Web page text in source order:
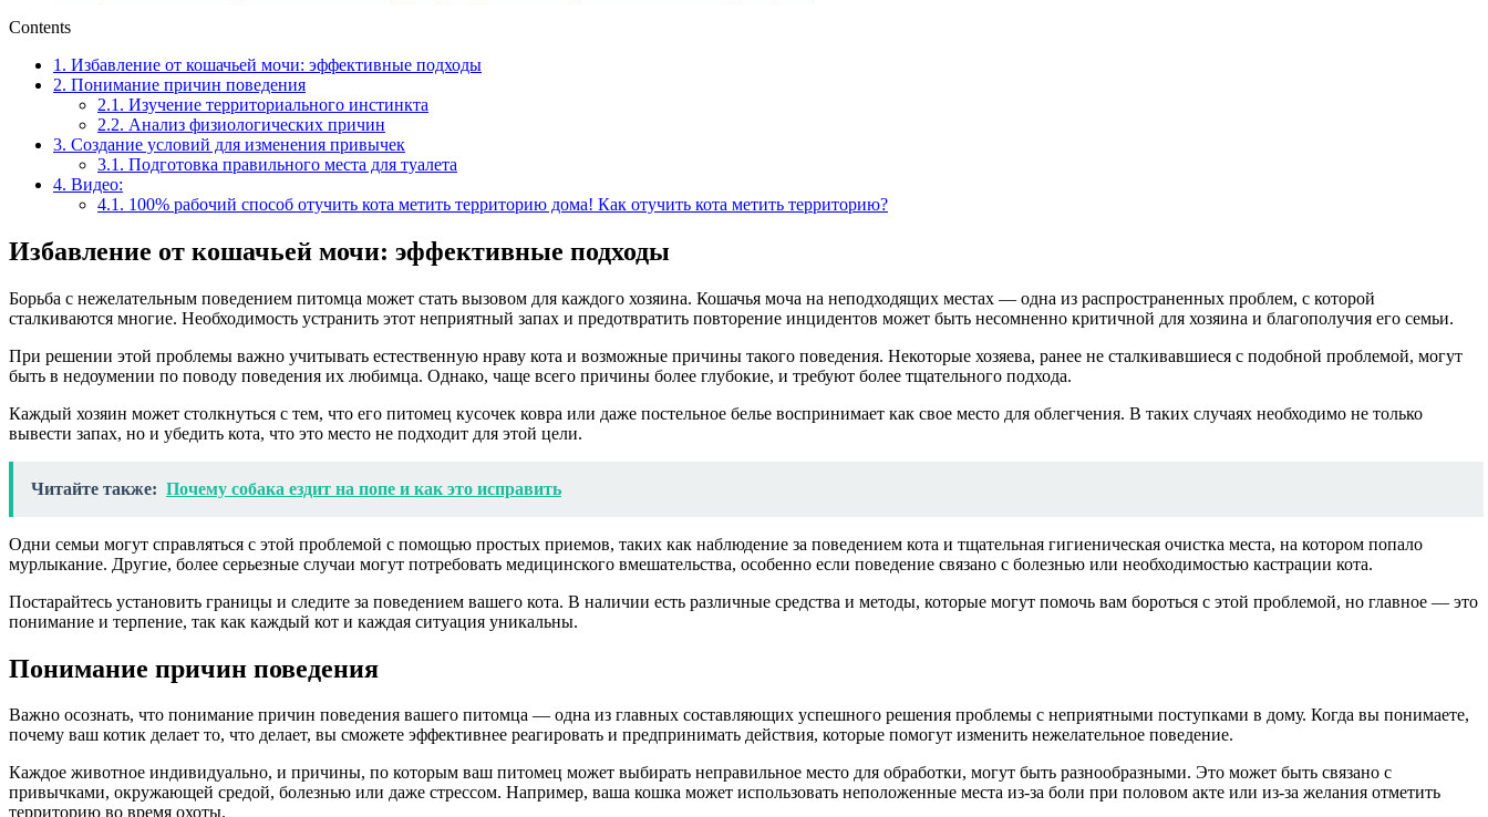
Contents
1. Избавление от кошачьей мочи: эффективные подходы
2. Понимание причин поведения
2.1. Изучение территориального инстинкта
2.2. Анализ физиологических причин
3. Создание условий для изменения привычек
3.1. Подготовка правильного места для туалета
4. Видео:
4.1. 100% рабочий способ отучить кота метить территорию дома! Как отучить кота метить территорию?
Избавление от кошачьей мочи: эффективные подходы
Борьба с нежелательным поведением питомца может стать вызовом для каждого хозяина. Кошачья моча на неподходящих местах — одна из распространенных проблем, с которой
сталкиваются многие. Необходимость устранить этот неприятный запах и предотвратить повторение инцидентов может быть несомненно критичной для хозяина и благополучия его семьи.
При решении этой проблемы важно учитывать естественную нраву кота и возможные причины такого поведения. Некоторые хозяева, ранее не сталкивавшиеся с подобной проблемой, могут
быть в недоумении по поводу поведения их любимца. Однако, чаще всего причины более глубокие, и требуют более тщательного подхода.
Каждый хозяин может столкнуться с тем, что его питомец кусочек ковра или даже постельное белье воспринимает как свое место для облегчения. В таких случаях необходимо не только
вывести запах, но и убедить кота, что это место не подходит для этой цели.
Читайте также: Почему собака ездит на попе и как это исправить
Одни семьи могут справляться с этой проблемой с помощью простых приемов, таких как наблюдение за поведением кота и тщательная гигиеническая очистка места, на котором попало
мурлыкание. Другие, более серьезные случаи могут потребовать медицинского вмешательства, особенно если поведение связано с болезнью или необходимостью кастрации кота.
Постарайтесь установить границы и следите за поведением вашего кота. В наличии есть различные средства и методы, которые могут помочь вам бороться с этой проблемой, но главное — это
понимание и терпение, так как каждый кот и каждая ситуация уникальны.
Понимание причин поведения
Важно осознать, что понимание причин поведения вашего питомца — одна из главных составляющих успешного решения проблемы с неприятными поступками в дому. Когда вы понимаете,
почему ваш котик делает то, что делает, вы сможете эффективнее реагировать и предпринимать действия, которые помогут изменить нежелательное поведение.
Каждое животное индивидуально, и причины, по которым ваш питомец может выбирать неправильное место для обработки, могут быть разнообразными. Это может быть связано с
привычками, окружающей средой, болезнью или даже стрессом. Например, ваша кошка может использовать неположенные места из-за боли при половом акте или из-за желания отметить
территорию во время охоты.